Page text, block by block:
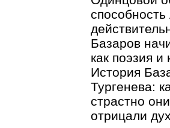
Базаров
как поэзия и
История
Тургенева:
страстно
отрицали